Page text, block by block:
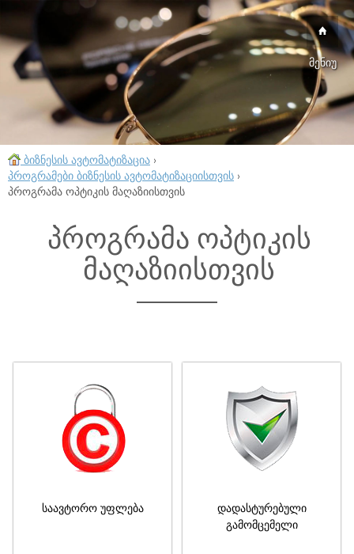
მენიუ
ბიზნესის ავტომატიზაცია ›
პროგრამები ბიზნესის ავტომატიზაციისთვის ›
პროგრამა ოპტიკის მაღაზიისთვის
პროგრამა ოპტიკის
მაღაზიისთვის
საავტორო უფლება
დადასტურებული
გამომცემელი